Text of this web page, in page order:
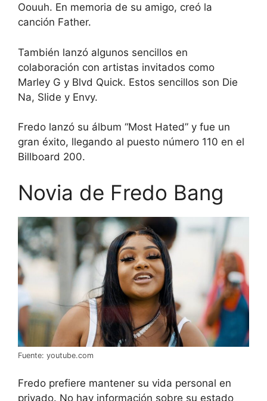
Oouuh. En memoria de su amigo, creó la
canción Father.
También lanzó algunos sencillos en
colaboración con artistas invitados como
Marley G y Blvd Quick. Estos sencillos son Die
Na, Slide y Envy.
Fredo lanzó su álbum “Most Hated” y fue un
gran éxito, llegando al puesto número 110 en el
Billboard 200.
Novia de Fredo Bang
Fuente: youtube.com
Fredo prefiere mantener su vida personal en
privado. No hay información sobre su estado